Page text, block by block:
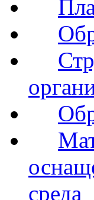
среда